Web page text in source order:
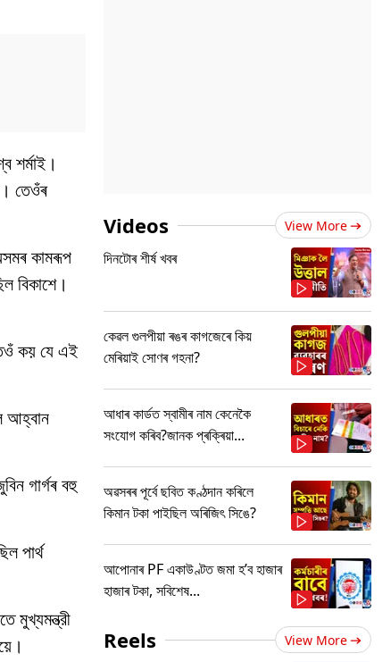
শৰ্মাই।
তেওঁৰ
কামৰূপ
বিকাশে।
কয় যে এই
আহ্বান
গাৰ্গৰ বহু
পাৰ্থ
মুখ্যমন্ত্রী
Videos View More
দিনটোৰ শীৰ্ষ খবৰ
কেৱল গুলপীয়া ৰঙৰ কাগজেৰে কিয়
মেৰিয়াই সোণৰ গহনা?
আধাৰ কাৰ্ডত স্বামীৰ নাম কেনেকৈ
সংযোগ কৰিব?জানক প্ৰক্ৰিয়া...
অৱসৰৰ পূৰ্বে ছবিত কণ্ঠদান কৰিলে
কিমান টকা পাইছিল অৰিজিৎ সিঙে?
আপোনাৰ PF একাউণ্টত জমা হ’ব হাজাৰ
হাজাৰ টকা, সবিশেষ...
Reels View More